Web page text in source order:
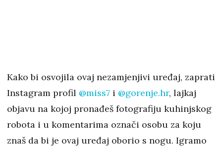
Kako bi osvojila ovaj nezamjenjivi uređaj, zaprati
Instagram profil @miss7 i @gorenje.hr, lajkaj
objavu na kojoj pronađeš fotografiju kuhinjskog
robota i u komentarima označi osobu za koju
znaš da bi je ovaj uređaj oborio s nogu. Igramo